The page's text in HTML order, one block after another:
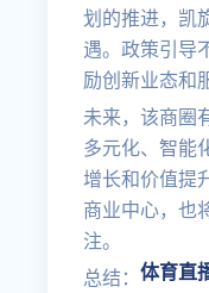
划的推进，凯
遇。政策引导
励创新业态和
未来，该商圈
多元化、智能
增长和价值提
商业中心，也
注。
总结：体育直